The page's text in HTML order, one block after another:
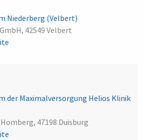
Niederberg (Velbert)
42549 Velbert
der Maximalversorgung Helios Klinik
47198 Duisburg